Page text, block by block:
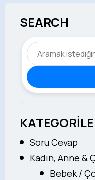
SEARCH
Soru Cevap
Kadın, Anne &
Bebek /